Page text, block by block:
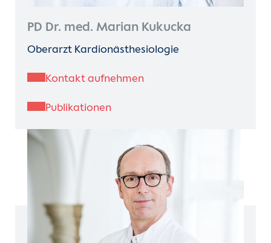
PD Dr. med. Marian Kukucka
Oberarzt Kardionästhesiologie
Kontakt aufnehmen
Publikationen